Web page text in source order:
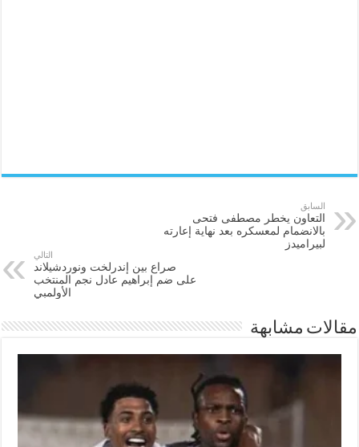
السابق
التعاون يخطر مصطفى فتحى
بالانضمام لمعسكره بعد نهاية إعارته
لبيراميدز
التالي
صراع بين إندرلخت ونوردشيلاند
على ضم إبراهيم عادل نجم المنتخب
الأولمبي
مقالات مشابهة